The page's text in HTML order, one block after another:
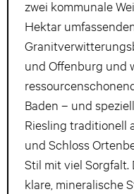
zwei kommunale
Hektar
und Offenburg und
Baden – und
Riesling traditionell
und Schloss
Stil mit viel Sorgfalt.
klare, mineralische